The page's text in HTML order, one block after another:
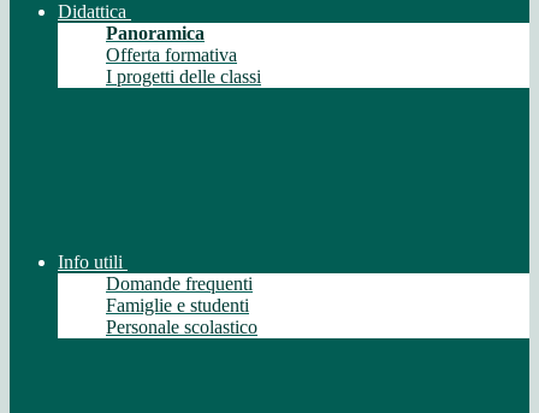
Didattica
Panoramica
Offerta formativa
I progetti delle classi
Info utili
Domande frequenti
Famiglie e studenti
Personale scolastico